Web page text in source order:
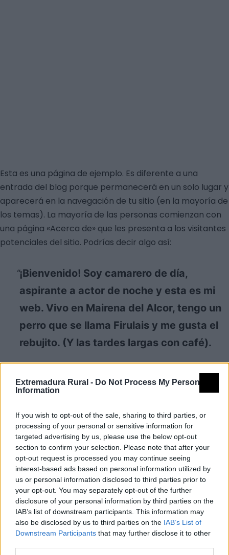
Extremadura Rural - Do Not Process My Personal
Information
If you wish to opt-out of the sale, sharing to third parties, or
processing of your personal or sensitive information for
targeted advertising by us, please use the below opt-out
section to confirm your selection. Please note that after your
opt-out request is processed you may continue seeing
interest-based ads based on personal information utilized by
us or personal information disclosed to third parties prior to
your opt-out. You may separately opt-out of the further
disclosure of your personal information by third parties on the
IAB’s list of downstream participants. This information may
also be disclosed by us to third parties on the IAB’s List of
Downstream Participants that may further disclose it to other
Esta es una página de ejemplo. Es diferente a una
entrada del blog porque permanecerá en un solo lugar y
aparecerá en la navegación de tu sitio (en la mayoría de
los temas). La mayoría de las personas comienzan con
una página «Acerca de» que les presenta a los visitantes
potenciales del sitio. Podrías decir algo así:
¡Bienvenido! Soy camarero de día,
aspirante a actor de noche y esta es mi
web. Vivo en Mairena del Alcor, tengo un
perro que se llama Firulais y me gusta el
rebujito. (Y las tardes largas con café).
fundada por Antonio Recio Mata. Empezó
siendo una pequeña empresa que
suministraba marisco a hoteles y
restaurantes, pero poco a poco se ha ido
transformando en un gran imperio.
Mariscos Recio, el mar al mejor precio.
Como nuevo usuario de WordPress, deberías ir atu